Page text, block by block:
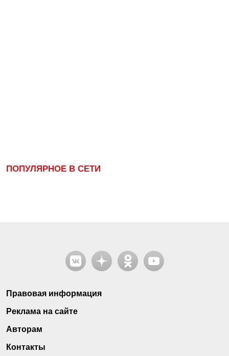
ПОПУЛЯРНОЕ В СЕТИ
Правовая информация
Реклама на сайте
Авторам
Контакты